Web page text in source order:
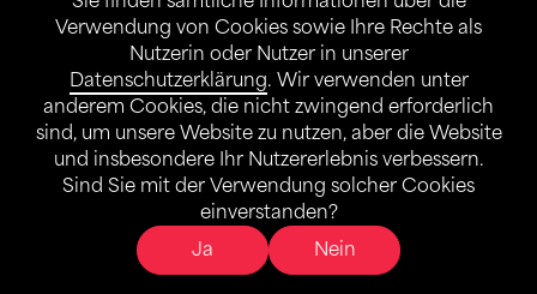
Verwendung von Cookies sowie Ihre Rechte als
Nutzerin oder Nutzer in unserer
Datenschutzerklärung. Wir verwenden unter
anderem Cookies, die nicht zwingend erforderlich
sind, um unsere Website zu nutzen, aber die Website
und insbesondere Ihr Nutzererlebnis verbessern.
Sind Sie mit der Verwendung solcher Cookies
einverstanden?
Ja
Nein